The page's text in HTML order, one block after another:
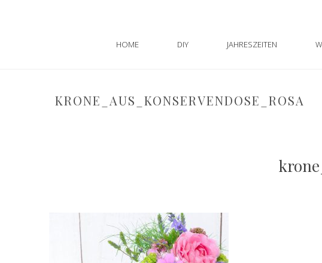
HOME DIY JAHRESZEITEN
KRONE_AUS_KONSERVENDOSE_ROSA